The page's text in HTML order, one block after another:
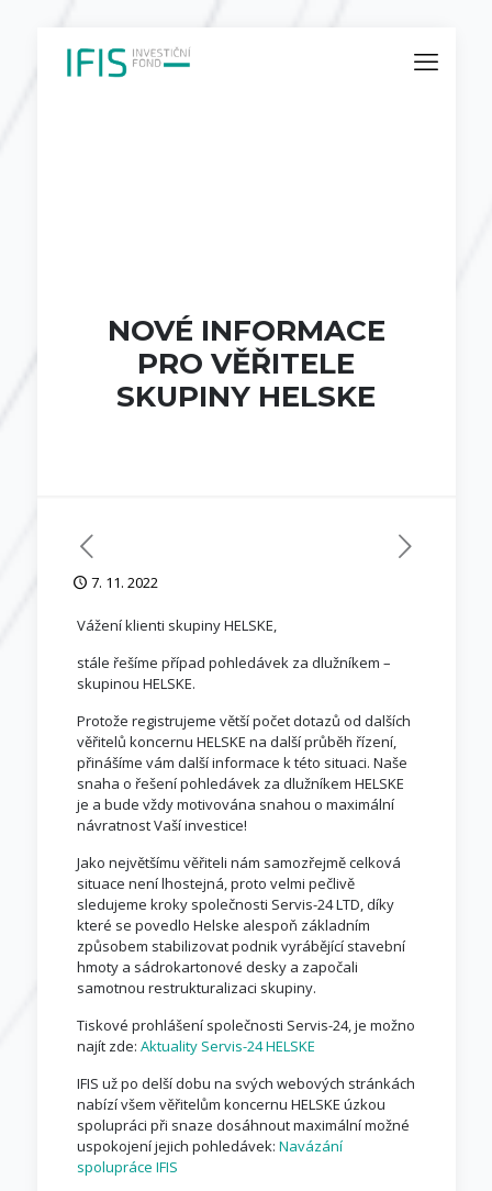
NOVÉ INFORMACE
PRO VĚŘITELE
SKUPINY HELSKE
7. 11. 2022
Vážení klienti skupiny HELSKE,
stále řešíme případ pohledávek za dlužníkem –
skupinou HELSKE.
Protože registrujeme větší počet dotazů od dalších
věřitelů koncernu HELSKE na další průběh řízení,
přinášíme vám další informace k této situaci. Naše
snaha o řešení pohledávek za dlužníkem HELSKE
je a bude vždy motivována snahou o maximální
návratnost Vaší investice!
Jako největšímu věřiteli nám samozřejmě celková
situace není lhostejná, proto velmi pečlivě
sledujeme kroky společnosti Servis-24 LTD, díky
které se povedlo Helske alespoň základním
způsobem stabilizovat podnik vyrábějící stavební
hmoty a sádrokartonové desky a započali
samotnou restrukturalizaci skupiny.
Tiskové prohlášení společnosti Servis-24, je možno
najít zde: Aktuality Servis-24 HELSKE
IFIS už po delší dobu na svých webových stránkách
nabízí všem věřitelům koncernu HELSKE úzkou
spolupráci při snaze dosáhnout maximální možné
uspokojení jejich pohledávek: Navázání
spolupráce IFIS